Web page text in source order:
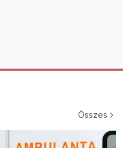
Összes